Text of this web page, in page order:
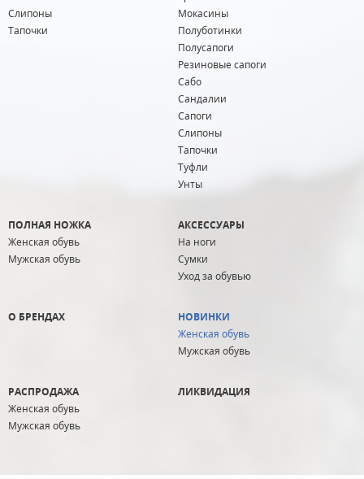
Слипоны
Тапочки
Мокасины
Полуботинки
Полусапоги
Резиновые сапоги
Сабо
Сандалии
Сапоги
Слипоны
Тапочки
Туфли
Унты
ПОЛНАЯ НОЖКА
Женская обувь
Мужская обувь
АКСЕССУАРЫ
На ноги
Сумки
Уход за обувью
О БРЕНДАХ
НОВИНКИ
Женская обувь
Мужская обувь
РАСПРОДАЖА
Женская обувь
Мужская обувь
ЛИКВИДАЦИЯ